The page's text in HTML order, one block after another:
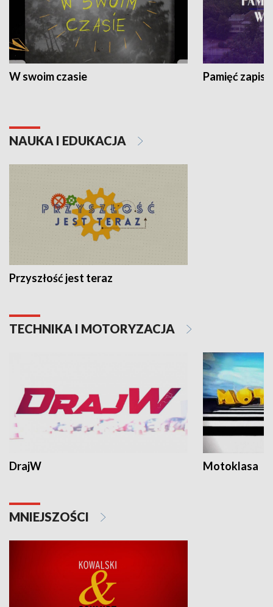
W swoim czasie Pamięć
NAUKA I EDUKACJA
Przyszłość jest teraz
TECHNIKA I MOTORYZACJA
DrajW Motoklasa
MNIEJSZOŚCI